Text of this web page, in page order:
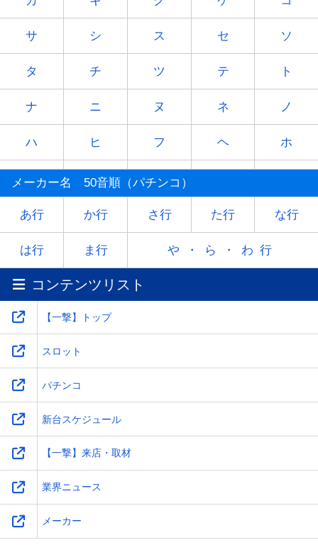
サ シ ス セ ソ
タ チ ツ テ ト
ナ ニ ヌ ネ ノ
ハ ヒ フ ヘ ホ
マ ミ ム
ヤ - ユ - ヨ
ラ リ レ
ワ -
メーカー名 50音順（パチンコ）
あ行 か行 さ行 た行 な行
は行 ま行 や・ら・わ行
コンテンツリスト
【一撃】トップ
スロット
パチンコ
新台スケジュール
【一撃】来店・取材
業界ニュース
メーカー